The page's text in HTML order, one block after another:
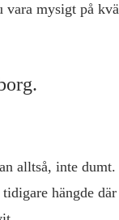
mysigt på
alltså, inte dumt.
hängde